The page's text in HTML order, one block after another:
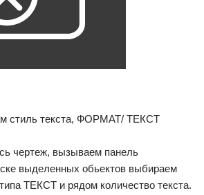
стиль текста, ФОРМАТ/ ТЕКСТ
чертеж, вызываем панель
выделенных обьектов выбираем
ТЕКСТ и рядом количество текста.